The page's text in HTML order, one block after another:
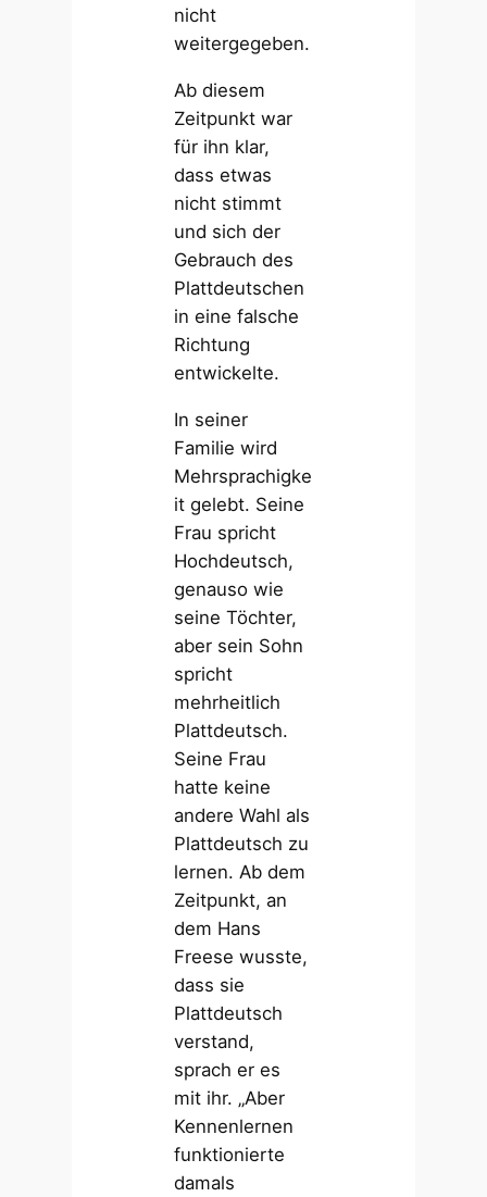
nicht
weitergegeben.
Ab diesem
Zeitpunkt war
für ihn klar,
dass etwas
nicht stimmt
und sich der
Gebrauch des
Plattdeutschen
in eine falsche
Richtung
entwickelte.
In seiner
Familie wird
Mehrsprachigke
it gelebt. Seine
Frau spricht
Hochdeutsch,
genauso wie
seine Töchter,
aber sein Sohn
spricht
mehrheitlich
Plattdeutsch.
Seine Frau
hatte keine
andere Wahl als
Plattdeutsch zu
lernen. Ab dem
Zeitpunkt, an
dem Hans
Freese wusste,
dass sie
Plattdeutsch
verstand,
sprach er es
mit ihr. „Aber
Kennenlernen
funktionierte
damals